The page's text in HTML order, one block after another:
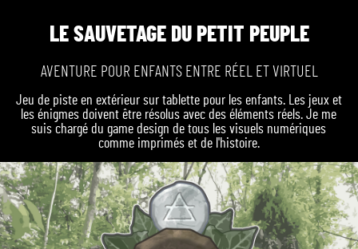
LE SAUVETAGE DU PETIT PEUPLE
AVENTURE POUR ENFANTS ENTRE RÉEL ET VIRTUEL
Jeu de piste en extérieur sur tablette pour les enfants. Les jeux et
les énigmes doivent être résolus avec des éléments réels. Je me
suis chargé du game design de tous les visuels numériques
comme imprimés et de l'histoire.